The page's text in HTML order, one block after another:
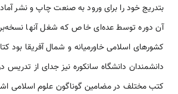
بتدریج خود را برای ورود به صنعت چاپ و نشر
آن دوره توسط عده‌ای خاص که شغل آنها
کشورهای اسلامی خاورمیانه و شمال آفریقا بود
دانشمندان دانشگاه سانکوره نیز جدای از تدریس
کتب مختلف در مضامین گوناگون علوم اسلامی